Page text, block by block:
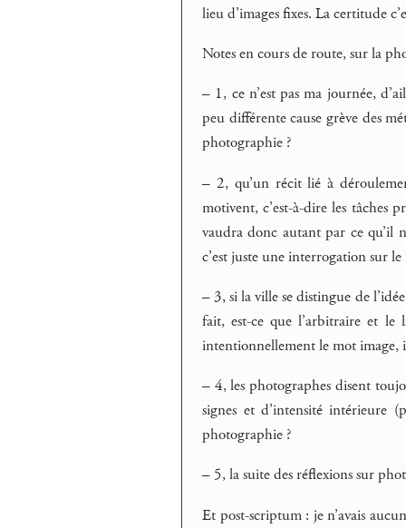
lieu d’images fixes. La certitude
Notes en cours de route, sur la
– 1, ce n’est pas ma journée,
peu différente cause grève des
photographie ?
– 2, qu’un récit lié à
motivent, c’est-à-dire les tâches
vaudra donc autant par ce qu’il
c’est juste une interrogation sur
–3, si la ville se distingue de
fait, est-ce que l’arbitraire et le
intentionnellement le mot image,
– 4, les photographes disent
signes et d’intensité intérieure
photographie ?
– 5, la suite des réflexions sur
Et post-scriptum : je n’avais